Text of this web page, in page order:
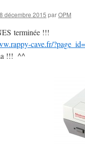
décembre 2015 parOPM
terminée !!!
cave.fr/
!!! ^^